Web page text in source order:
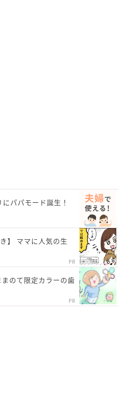
パパモード誕生！
】 ママに人気の生
PR
まのて限定カラーの歯
PR